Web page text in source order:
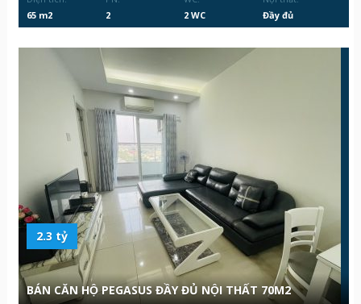
65 m2
2
2 WC
Đầy đủ
2.3 tỷ
BÁN CĂN HỘ PEGASUS ĐẦY ĐỦ NỘI THẤT 70M2